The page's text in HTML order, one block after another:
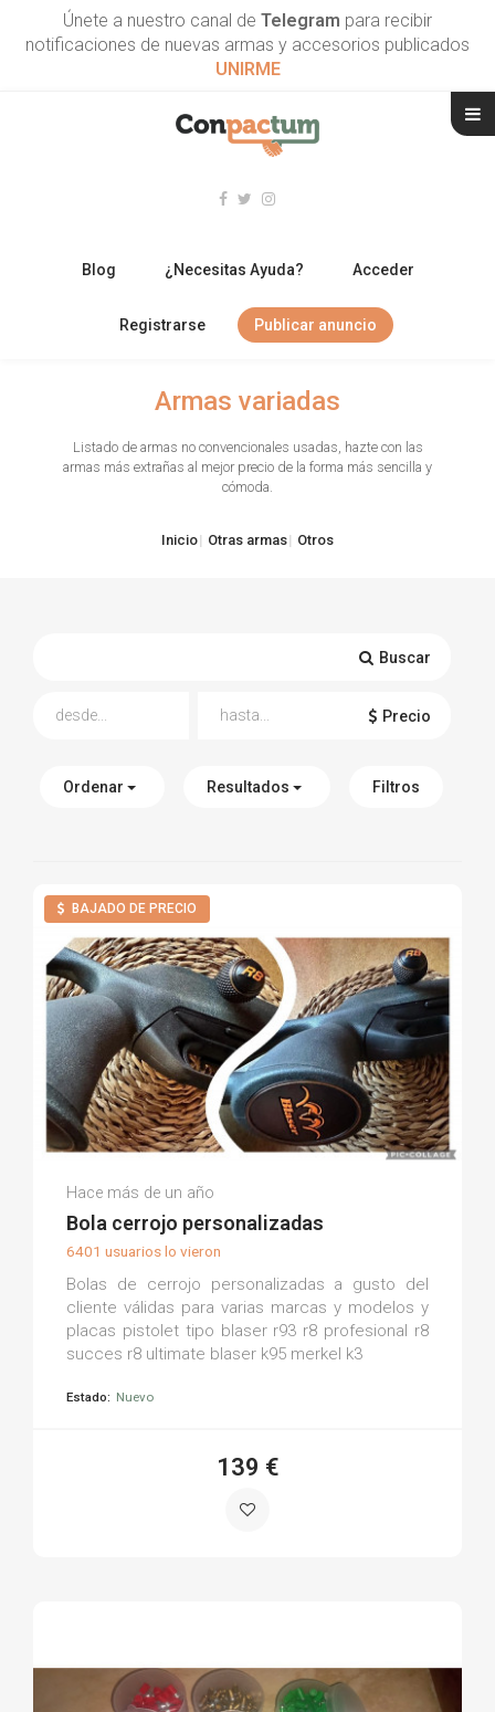
Únete a nuestro canal de Telegram para recibir
notificaciones de nuevas armas y accesorios publicados
UNIRME
Blog ¿Necesitas Ayuda? Acceder
Registrarse Publicar anuncio
Armas variadas
Listado de armas no convencionales usadas, hazte con las
armas más extrañas al mejor precio de la forma más sencilla y
cómoda.
Inicio Otras armas Otros
Buscar
Precio
Ordenar Resultados Filtros
BAJADO DE PRECIO
Tuboladecerrojo C.
Hace más de un año
Bola cerrojo personalizadas
6401 usuarios lo vieron
Bolas de cerrojo personalizadas a gusto del
cliente válidas para varias marcas y modelos y
placas pistolet tipo blaser r93 r8 profesional r8
succes r8 ultimate blaser k95 merkel k3
Estado: Nuevo
139 €